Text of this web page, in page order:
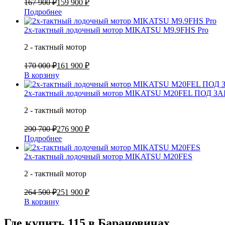
167 900 ₽159 900 ₽
Подробнее
2х-тактный лодочный мотор MIKATSU M9.9FHS Pro
2 - тактный мотор
170 000 ₽161 900 ₽
В корзину
2х-тактный лодочный мотор MIKATSU M20FEL ПОД
2 - тактный мотор
290 700 ₽276 900 ₽
Подробнее
2х-тактный лодочный мотор MIKATSU M20FES
2 - тактный мотор
264 500 ₽251 900 ₽
В корзину